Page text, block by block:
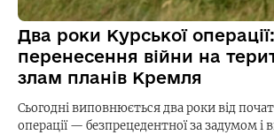
Два роки Курської операції:
перенесення війни на
злам планів Кремля
Сьогодні виповнюється два роки від
операції — безпрецедентної за задумом і